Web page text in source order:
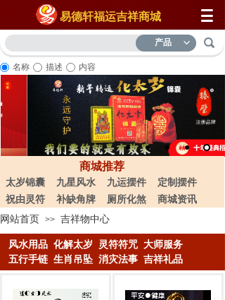
易德轩福运吉祥商城
产品
名称 描述 内容
网站首页 >> 吉祥物中心
风水用品 化解太岁 灵符符咒 大师服务
五行手链 生肖吊坠 消灾法事 吉祥礼品
太岁锦囊 九星风水 九运摆件
定制摆件
祝由灵符
补缺角牌 厕所化煞 商城资讯
商城推荐